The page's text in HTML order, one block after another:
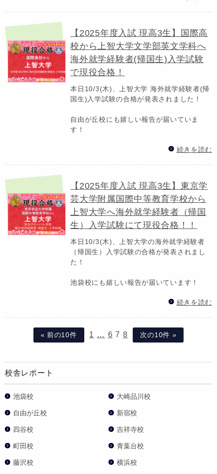
【2025年度入試 現高3生】国際高
校から上智大学文学部英文学科へ
海外就学経験者(帰国生)入学試験
で現役合格！
本日10/3(木)、上智大学 海外就学経験者(帰
国生)入学試験の合格が発表されました！
自由が丘校にも嬉しい報告が届いていま
す！
続きを読む
【2025年度入試 現高3生】東京学
芸大学附属国際中等教育学校から
上智大学へ海外就学経験者（帰国
生）入学試験にて現役合格！！
本日10/3(木)、上智大学の海外就学経験者
（帰国生）入学試験の合格が発表されまし
た！
池袋校にも嬉しい報告が届いています！
続きを読む
« 前の10件 1 … 6 7 8 次の10件 »
校舎レポート
池袋校 大崎品川校
自由が丘校 新宿校
四谷校 吉祥寺校
町田校 青葉台校
藤沢校 横浜校